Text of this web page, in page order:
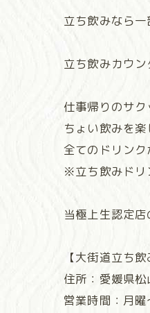
立ち飲みなら
立ち飲みカウ
仕事帰りのサ
ちょい飲みを楽
全てのドリン
※立ち飲みドリ
当極上生認定
【大街道立ち
住所：愛媛県
営業時間：月